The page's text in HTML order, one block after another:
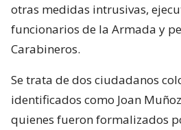
otras medidas intrusivas,
funcionarios de la Armada y
Carabineros.
Se trata de dos ciudadanos
identificados como Joan
quienes fueron formalizados